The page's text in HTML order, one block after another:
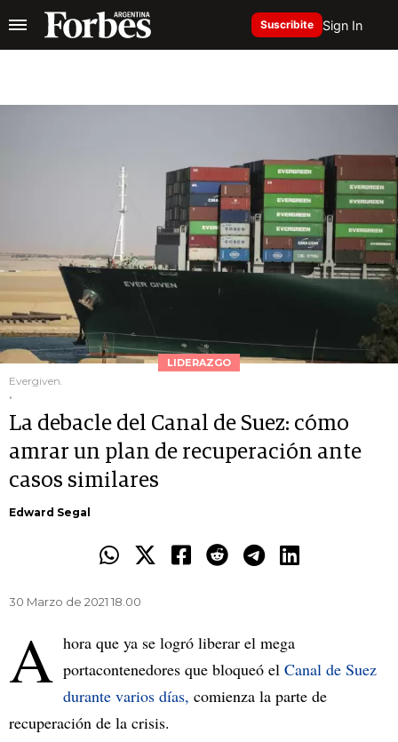
Suscribite Sign In
LIDERAZGO
Evergiven.
.
La debacle del Canal de Suez: cómo
amrar un plan de recuperación ante
casos similares
Edward Segal
30 Marzo de 2021 18.00
A hora que ya se logró liberar el mega
portacontenedores que bloqueó el Canal de Suez
durante varios días, comienza la parte de
recuperación de la crisis.